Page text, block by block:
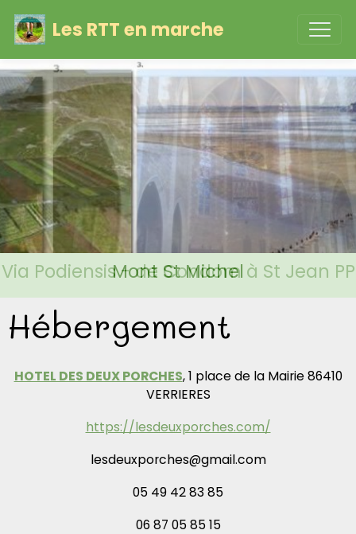
Les RTT en marche
Mont St Michel
Via Podiensis - de Condom à St Jean PP
Hébergement
HOTEL DES DEUX PORCHES, 1 place de la Mairie 86410
VERRIERES
https://lesdeuxporches.com/
lesdeuxporches@gmail.com
05 49 42 83 85
06 87 05 85 15